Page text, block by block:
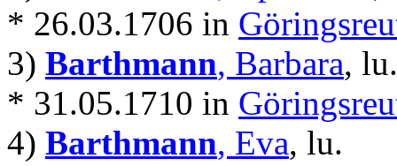
* 26.03.1706 in
3) Barthmann, Barbara, lu.
* 31.05.1710 in
4) Barthmann, Eva, lu.